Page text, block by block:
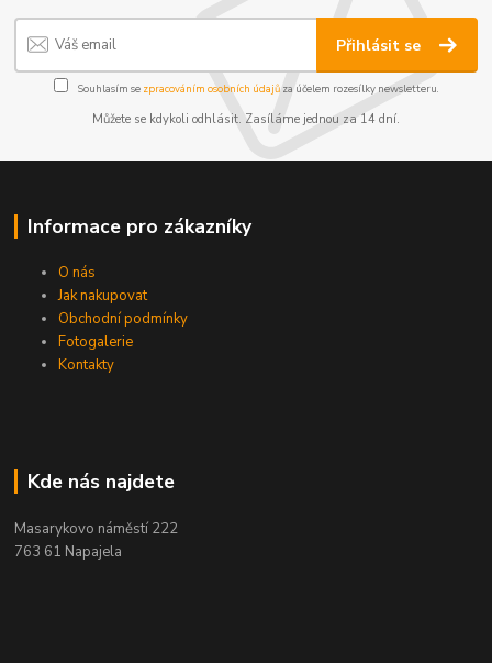
Přihlásit se
Souhlasím se zpracováním osobních údajůza účelem rozesílky newsletteru.
Můžete se kdykoli odhlásit. Zasíláme jednou za 14 dní.
Informace pro zákazníky
O nás
Jak nakupovat
Obchodní podmínky
Fotogalerie
Kontakty
Kde nás najdete
Masarykovo náměstí 222
763 61 Napajela